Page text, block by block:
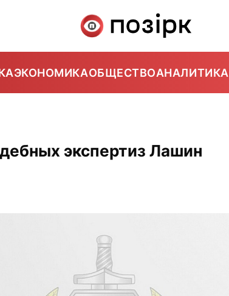
ЭКОНОМИКАОБЩЕСТВОАНАЛИТИКА
экспертиз Лашин